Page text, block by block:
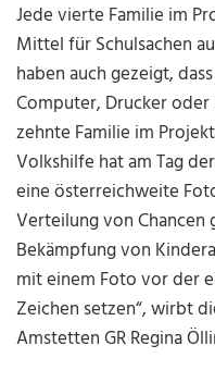
Jede vierte Familie im
Mittel für Schulsachen
haben auch gezeigt,
Computer, Drucker oder
zehnte Familie im
Volkshilfe hat am Tag
eine österreichweite
Verteilung von
Bekämpfung von
mit einem Foto vor der
Zeichen setzen“, wirbt
Amstetten GR Regina